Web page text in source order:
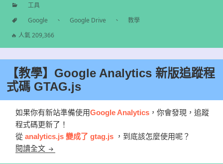
分
工具
標
Google 、 Google Drive 、
教學
🔥 人氣 209,366
【教學】Google Analytics 新版追蹤程
式碼 GTAG.js
如果你有新站準備使用Google Analytics ，你會發現，追蹤
程式碼更新了！
從analytics.js 變成了 gtag.js ，到底該怎麼使用呢？
閱讀全文 【教學】Google Analytics 新版追蹤程式碼 GTAG.js